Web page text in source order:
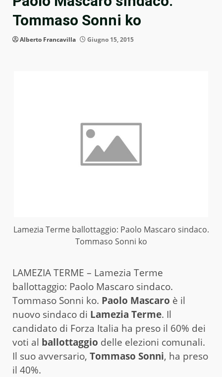
Tommaso Sonni ko
Alberto Francavilla Giugno 15, 2015
Lamezia Terme ballottaggio: Paolo Mascaro sindaco.
Tommaso Sonni ko
LAMEZIA TERME – Lamezia Terme
ballottaggio: Paolo Mascaro sindaco.
Tommaso Sonni ko. Paolo Mascaro è il
nuovo sindaco di Lamezia Terme. Il
candidato di Forza Italia ha preso il 60% dei
voti al ballottaggio delle elezioni comunali.
Il suo avversario, Tommaso Sonni, ha preso
il 40%.